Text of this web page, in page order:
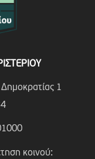
1
κοινού: